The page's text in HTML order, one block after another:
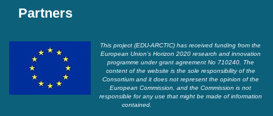
Partners
This project (EDU-ARCTIC) has received funding from the
European Union’s Horizon 2020 research and innovation
programme under grant agreement No 710240. The
content of the website is the sole responsibility of the
Consortium and it does not represent the opinion of the
European Commission, and the Commission is not
responsible for any use that might be made of information
contained.